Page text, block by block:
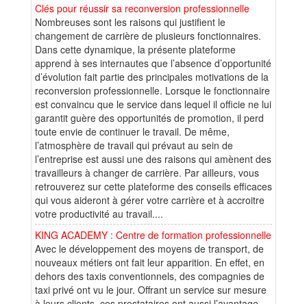
Clés pour réussir sa reconversion professionnelle
Nombreuses sont les raisons qui justifient le
changement de carrière de plusieurs fonctionnaires.
Dans cette dynamique, la présente plateforme
apprend à ses internautes que l’absence d’opportunité
d’évolution fait partie des principales motivations de la
reconversion professionnelle. Lorsque le fonctionnaire
est convaincu que le service dans lequel il officie ne lui
garantit guère des opportunités de promotion, il perd
toute envie de continuer le travail. De même,
l’atmosphère de travail qui prévaut au sein de
l’entreprise est aussi une des raisons qui amènent des
travailleurs à changer de carrière. Par ailleurs, vous
retrouverez sur cette plateforme des conseils efficaces
qui vous aideront à gérer votre carrière et à accroitre
votre productivité au travail....
KING ACADEMY : Centre de formation professionnelle
Avec le développement des moyens de transport, de
nouveaux métiers ont fait leur apparition. En effet, en
dehors des taxis conventionnels, des compagnies de
taxi privé ont vu le jour. Offrant un service sur mesure